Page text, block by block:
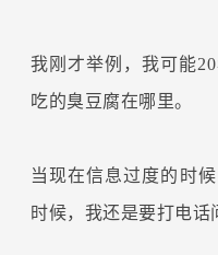
我刚才举例，我可能
吃的臭豆腐在哪里。
当现在信息过度的时
时候，我还是要打电话